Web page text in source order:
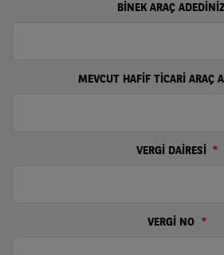
BİNEK ARAÇ
MEVCUT HAFİF TİCARİ ARAÇ
VERGİ DAİRESİ
VERGİ NO